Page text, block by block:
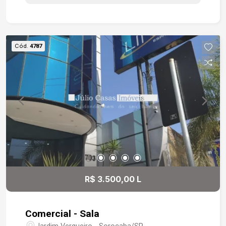
Cód. 4787
R$ 3.500,00 L
Comercial - Sala